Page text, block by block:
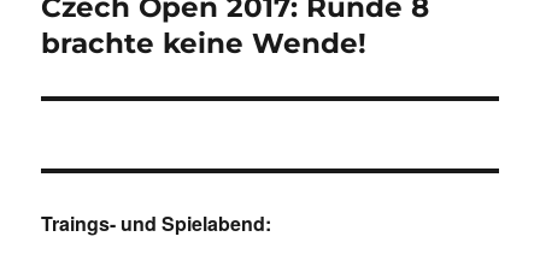
Nächster
Beitrag:
Czech Open 2017: Runde 8
brachte keine Wende!
Traings- und Spielabend: